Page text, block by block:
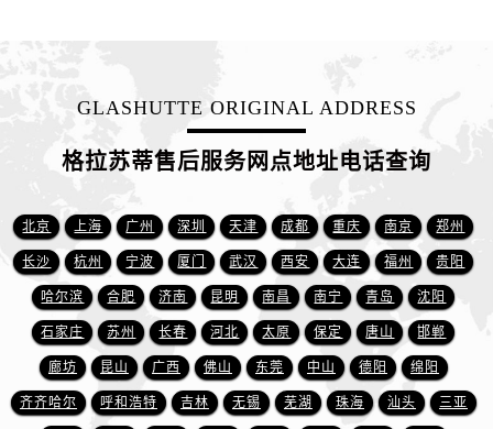
GLASHUTTE ORIGINAL ADDRESS
格拉苏蒂售后服务网点地址电话查询
北京 上海 广州 深圳 天津 成都 重庆 南京 郑州
长沙 杭州 宁波 厦门 武汉 西安 大连 福州 贵阳
哈尔滨 合肥 济南 昆明 南昌 南宁 青岛 沈阳
石家庄 苏州 长春 河北 太原 保定 唐山 邯郸
廊坊 昆山 广西 佛山 东莞 中山 德阳 绵阳
齐齐哈尔 呼和浩特 吉林 无锡 芜湖 珠海 汕头 三亚